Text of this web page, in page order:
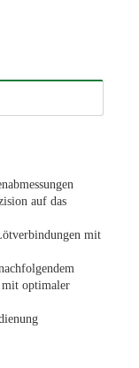
auf das
mit
mit optimaler